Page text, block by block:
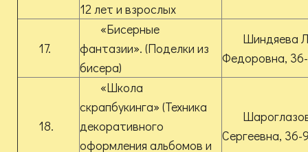
12 лет и взрослых
17.
«Бисерные
фантазии». (Поделки из
бисера)
Шиндяева
Федоровна,
18.
«Школа
скрапбукинга» (Техника
декоративного
оформления альбомов и
Сергеевна, 36-